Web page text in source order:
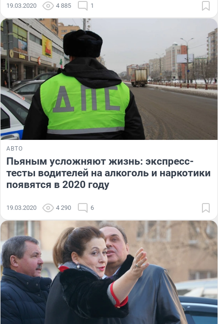
19.03.2020 4 885 1
АВТО
Пьяным усложняют жизнь: экспресс-
тесты водителей на алкоголь и наркотики
появятся в 2020 году
19.03.2020 4 290 6